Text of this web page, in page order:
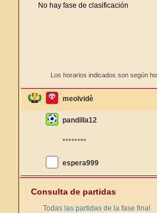
No hay fase de clasificación
Los horarios indicados son según
meolvidè
pandilla12
********
espera999
Consulta de partidas
Todas las partidas de la fase final